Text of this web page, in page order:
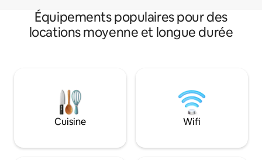
Équipements populaires pour des
locations moyenne et longue durée
Cuisine Wifi